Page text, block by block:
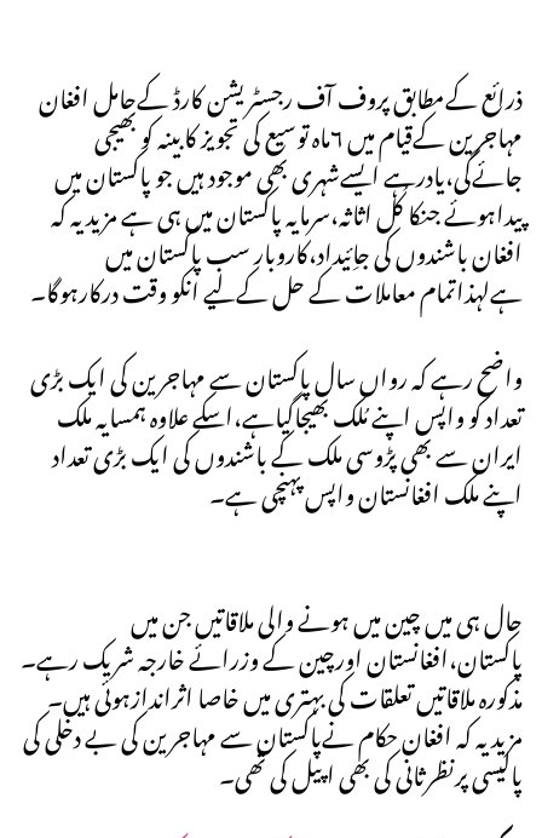
ذرائع کےمطابق پروف آف رجسٹریشن کارڈ کےحامل افغان
مہاجرین کےقیام میں ٦ماہ توسیع کی تجویز کابینہ کو بھیجی
جائےگی،یادرہے ایسےشہری بھی موجود ہیں جو پاکستان میں
پیداہوئے جنکا کُل اثاثہ،سرمایہ پاکستان میں ہی ہے مزید یہ کہ
افغان باشندوں کی جاِئیداد،کاروبار سب پاکستان میں
ہےلہذاتمام معاملات کے حل کےلیے انکو وقت درکارہوگا۔
واضح رہے کہ رواں سال پاکستان سے مہاجرین کی ایک بڑی
تعداد کو واپس اپنے مُلک بھیجاگیاہے،اسکے علاوہ ہمسایہ ملک
ایران سے بھی پڑوسی ملک کے باشندوں کی ایک بڑی تعداد
اپنے ملک افغانستان واپس پہنچی ہے۔
حال ہی میں چین میں ہونے والی ملاقاتیں جن میں
پاکستان،افغانستان اورچین کے وزرائے خارجہ شریک رہے۔
مذکورہ ملاقاتیں تعلقات کی بہتری میں خاصا اثراندازہوئی ہیں۔
مزید یہ کہ افغان حکام نےپاکستان سے مہاجرین کی بے دخلی کی
پالیسی پرنظرثانی کی بھی اپیل کی تھی۔